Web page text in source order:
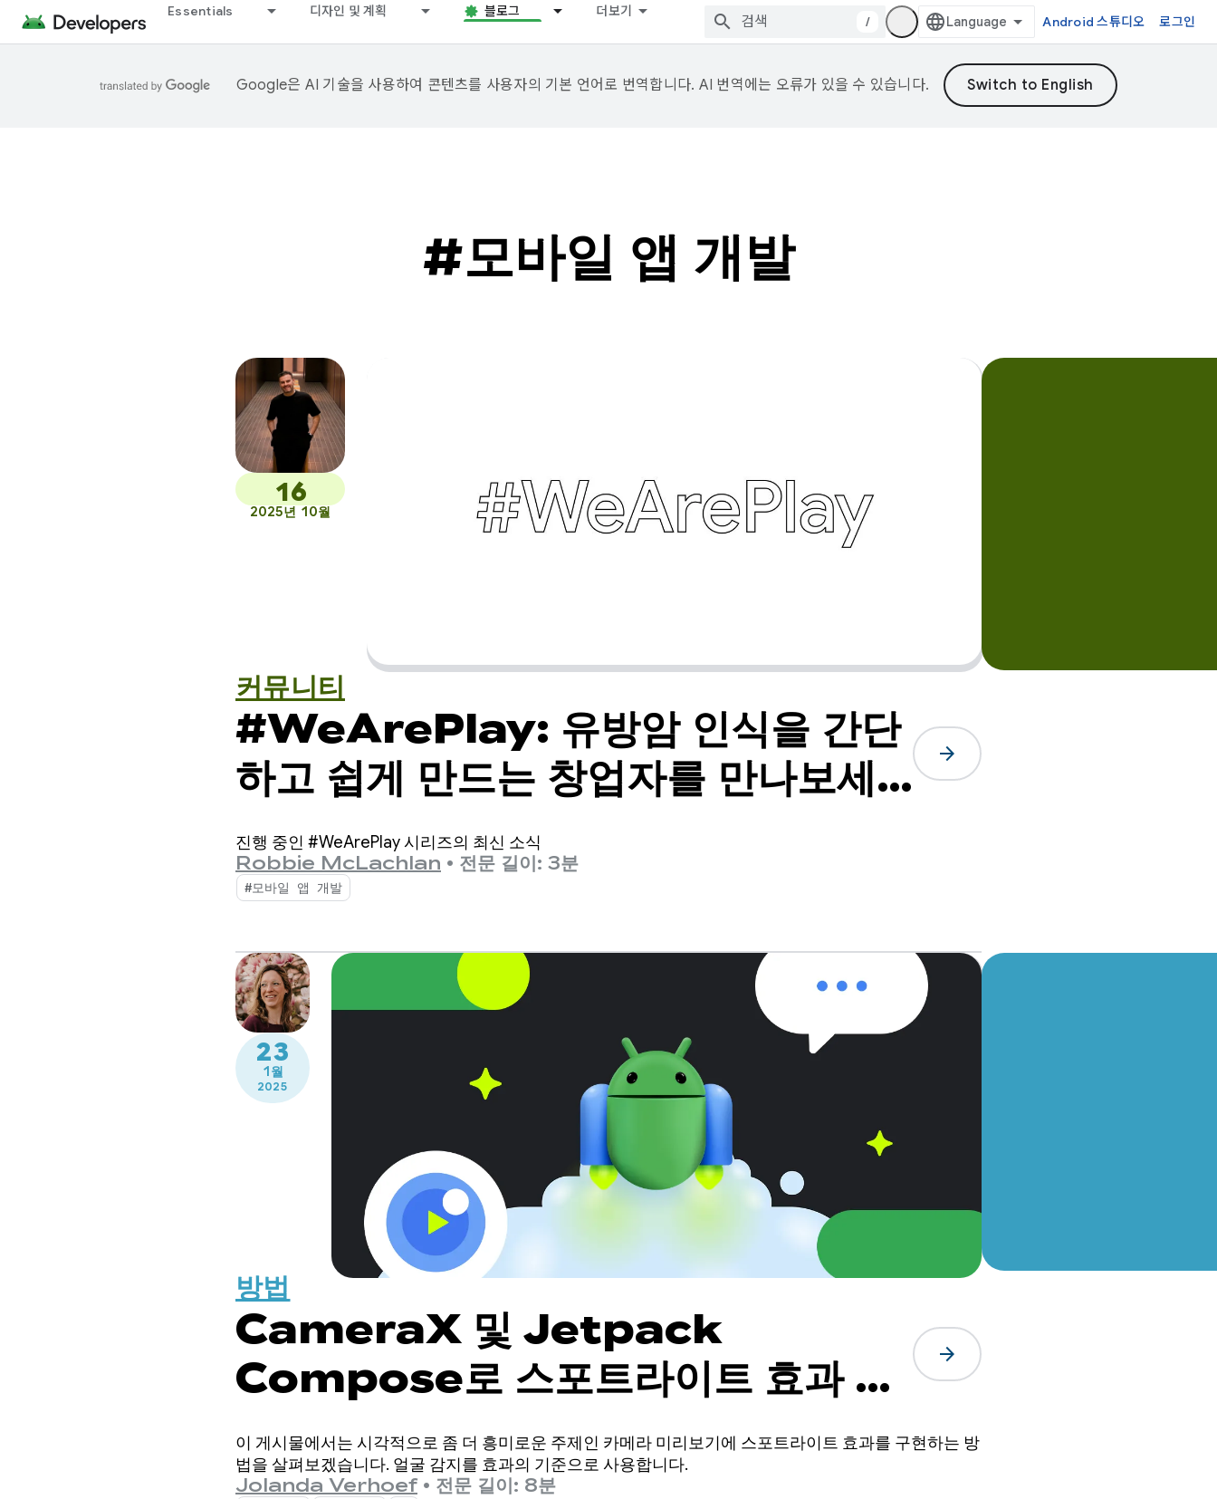
Essentials 디자인 및 계획 블로그 더보기
/ Android 스튜디오 로그인
Google은 AI 기술을 사용하여 콘텐츠를 사용자의 기본 언어로 번역합니다. AI 번역에는 오류가 있을 수 있습니다.
#모바일 앱 개발
16
2025년 10월
커뮤니티
#WeArePlay: 유방암 인식을 간단
하고 쉽게 만드는 창업자를 만나보세
요
arrow_forward
진행 중인 #WeArePlay 시리즈의 최신 소식
Robbie McLachlan • 전문 길이: 3분
#모바일 앱 개발
23
1월
2025
방법
CameraX 및 Jetpack
Compose로 스포트라이트 효과 만
들기
arrow_forward
이 게시물에서는 시각적으로 좀 더 흥미로운 주제인 카메라 미리보기에 스포트라이트 효과를 구현하는 방
법을 살펴보겠습니다. 얼굴 감지를 효과의 기준으로 사용합니다.
Jolanda Verhoef • 전문 길이: 8분